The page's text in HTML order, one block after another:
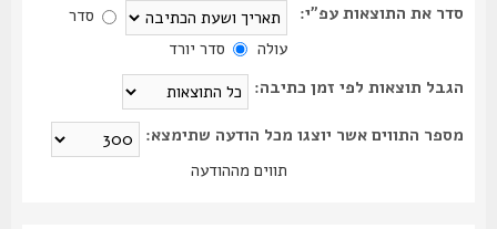
סדר את התוצאות עפ"י:
סדר
סדר יורד
הגבל תוצאות לפי זמן כתיבה:
מספר התווים אשר יוצגו מכל הודעה שתימצא:
תווים מההודעה